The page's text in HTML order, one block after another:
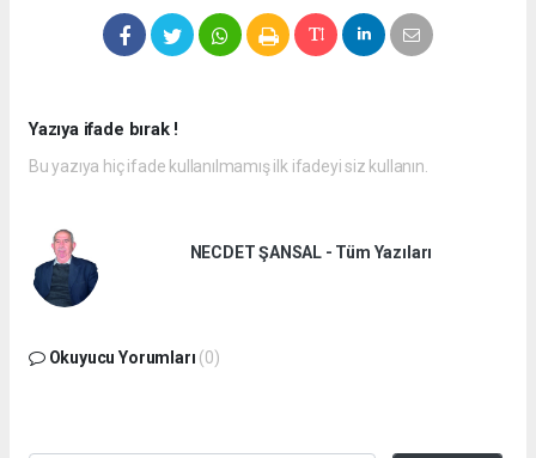
Yazıya ifade bırak !
Bu yazıya hiç ifade kullanılmamış ilk ifadeyi siz kullanın.
NECDET ŞANSAL - Tüm Yazıları
Okuyucu Yorumları (0)